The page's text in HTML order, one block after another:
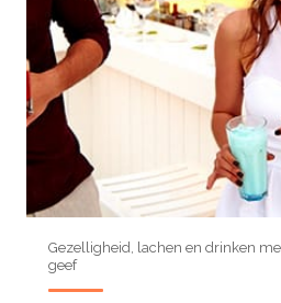
Gezelligheid, lachen en drinken
geef